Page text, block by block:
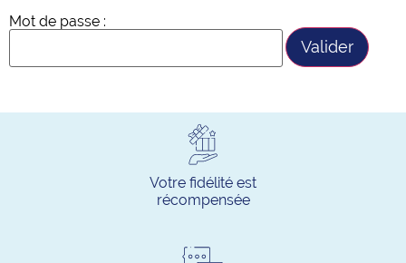
Mot de passe :
Votre fidélité est
récompensée